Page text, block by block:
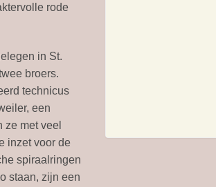
rode
in St.
broers.
technicus
een
met veel
inzet voor de
spiraalringen
staan, zijn een